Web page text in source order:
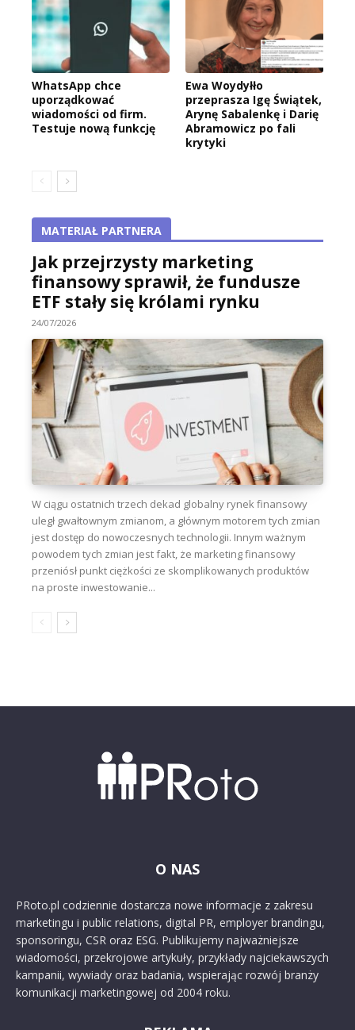
WhatsApp chce
uporządkować
wiadomości od firm.
Testuje nową funkcję
Ewa Woydyłło
przeprasza Igę Świątek,
Arynę Sabalenkę i Darię
Abramowicz po fali
krytyki
MATERIAŁ PARTNERA
Jak przejrzysty marketing
finansowy sprawił, że fundusze
ETF stały się królami rynku
24/07/2026
W ciągu ostatnich trzech dekad globalny rynek finansowy
uległ gwałtownym zmianom, a głównym motorem tych zmian
jest dostęp do nowoczesnych technologii. Innym ważnym
powodem tych zmian jest fakt, że marketing finansowy
przeniósł punkt ciężkości ze skomplikowanych produktów
na proste inwestowanie...
O NAS
PRoto.pl codziennie dostarcza nowe informacje z zakresu
marketingu i public relations, digital PR, employer brandingu,
sponsoringu, CSR oraz ESG. Publikujemy najważniejsze
wiadomości, przekrojowe artykuły, przykłady najciekawszych
kampanii, wywiady oraz badania, wspierając rozwój branży
komunikacji marketingowej od 2004 roku.